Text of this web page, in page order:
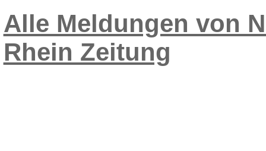
Alle Meldungen von
Rhein Zeitung